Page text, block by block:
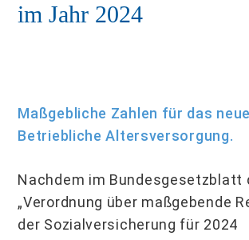
im Jahr 2024
Maßgebliche Zahlen für das
Betriebliche Altersversorgung.
Nachdem im Bundesgesetzblatt
„Verordnung über maßgebende
der Sozialversicherung für 2024